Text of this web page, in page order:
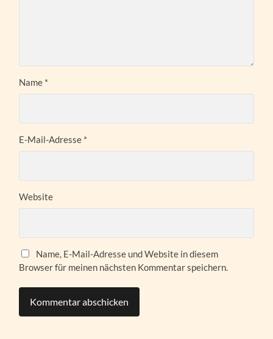
Name *
E-Mail-Adresse *
Website
Name, E-Mail-Adresse und Website in diesem
Browser für meinen nächsten Kommentar speichern.